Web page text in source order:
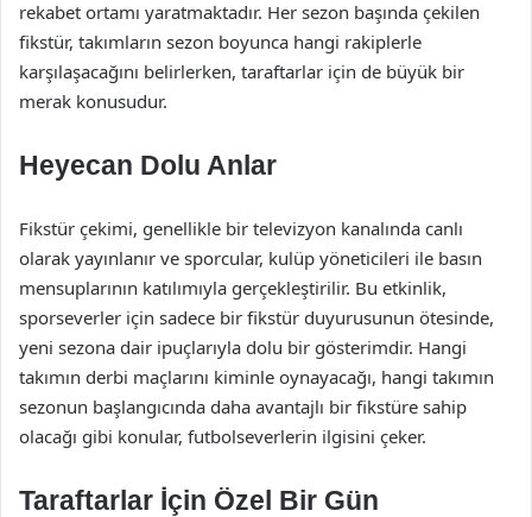
rekabet ortamı yaratmaktadır. Her sezon başında çekilen
fikstür, takımların sezon boyunca hangi rakiplerle
karşılaşacağını belirlerken, taraftarlar için de büyük bir
merak konusudur.
Heyecan Dolu Anlar
Fikstür çekimi, genellikle bir televizyon kanalında canlı
olarak yayınlanır ve sporcular, kulüp yöneticileri ile basın
mensuplarının katılımıyla gerçekleştirilir. Bu etkinlik,
sporseverler için sadece bir fikstür duyurusunun ötesinde,
yeni sezona dair ipuçlarıyla dolu bir gösterimdir. Hangi
takımın derbi maçlarını kiminle oynayacağı, hangi takımın
sezonun başlangıcında daha avantajlı bir fikstüre sahip
olacağı gibi konular, futbolseverlerin ilgisini çeker.
Taraftarlar İçin Özel Bir Gün